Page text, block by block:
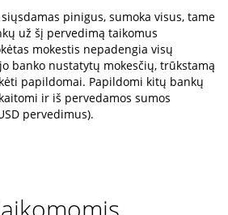
pinigus, sumoka visus, tame
už šį pervedimą taikomus
mokestis nepadengia visų
banko nustatytų mokesčių, trūkstamą
papildomai. Papildomi kitų bankų
ir iš pervedamos sumos
pervedimus).